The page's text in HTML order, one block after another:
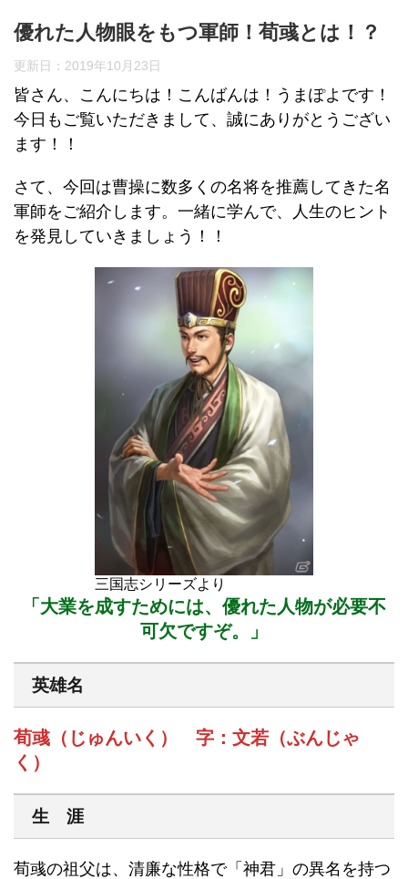
優れた人物眼をもつ軍師！荀彧とは！？
更新日： 2019年10月23日
皆さん、こんにちは！こんばんは！うまぽよです！
今日もご覧いただきまして、誠にありがとうござい
ます！！
さて、今回は曹操に数多くの名将を推薦してきた名
軍師をご紹介します。一緒に学んで、人生のヒント
を発見していきましょう！！
三国志シリーズより
「大業を成すためには、優れた人物が必要不
可欠ですぞ。」
英雄名
荀彧（じゅんいく） 字：文若（ぶんじゃ
く）
生 涯
荀彧の祖父は、清廉な性格で「神君」の異名を持つ